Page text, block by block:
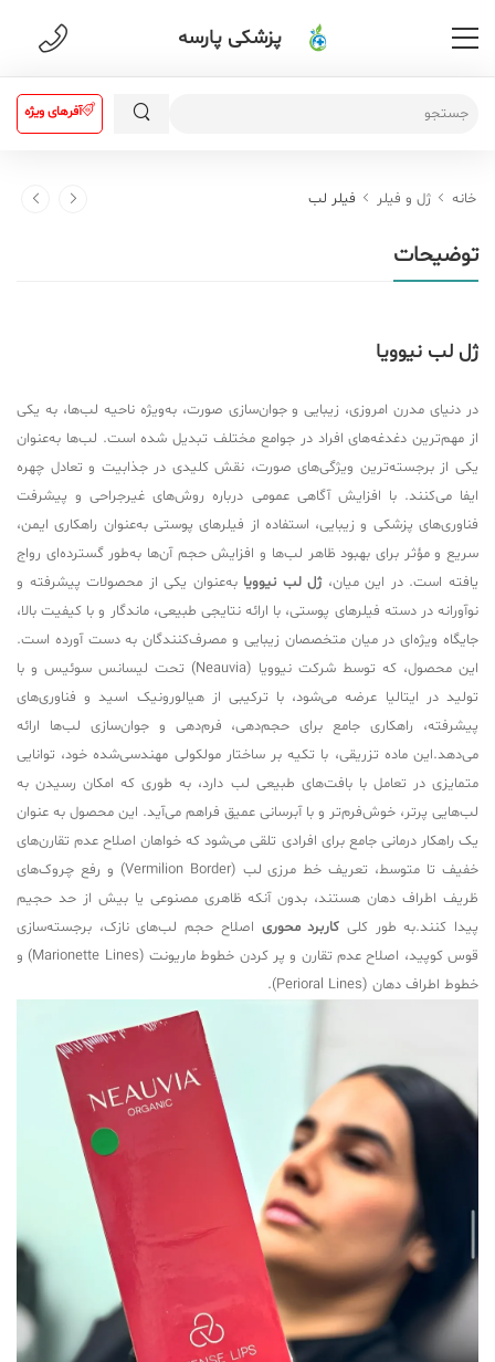
پزشکی پارسه
آفرهای ویژه
خانه ژل و فیلر فیلر لب
توضیحات
ژل لب نیوویا
در دنیای مدرن امروزی، زیبایی و جوان‌سازی صورت، به‌ویژه ناحیه لب‌ها، به یکی
از مهم‌ترین دغدغه‌های افراد در جوامع مختلف تبدیل شده است. لب‌ها به‌عنوان
یکی از برجسته‌ترین ویژگی‌های صورت، نقش کلیدی در جذابیت و تعادل چهره
ایفا می‌کنند. با افزایش آگاهی عمومی درباره روش‌های غیرجراحی و پیشرفت
فناوری‌های پزشکی و زیبایی، استفاده از فیلرهای پوستی به‌عنوان راهکاری ایمن،
سریع و مؤثر برای بهبود ظاهر لب‌ها و افزایش حجم آن‌ها به‌طور گسترده‌ای رواج
یافته است. در این میان،ژل لب نیوویا به‌عنوان یکی از محصولات پیشرفته و
نوآورانه در دسته فیلرهای پوستی، با ارائه نتایجی طبیعی، ماندگار و با کیفیت بالا،
جایگاه ویژه‌ای در میان متخصصان زیبایی و مصرف‌کنندگان به دست آورده است.
این محصول، که توسط شرکت نیوویا (Neauvia) تحت لیسانس سوئیس و با
تولید در ایتالیا عرضه می‌شود، با ترکیبی از هیالورونیک اسید و فناوری‌های
پیشرفته، راهکاری جامع برای حجم‌دهی، فرم‌دهی و جوان‌سازی لب‌ها ارائه
می‌دهد.این ماده تزریقی، با تکیه بر ساختار مولکولی مهندسی‌شده خود، توانایی
متمایزی در تعامل با بافت‌های طبیعی لب دارد، به طوری که امکان رسیدن به
لب‌هایی پرتر، خوش‌فرم‌تر و با آبرسانی عمیق فراهم می‌آید. این محصول به عنوان
یک راهکار درمانی جامع برای افرادی تلقی می‌شود که خواهان اصلاح عدم تقارن‌های
خفیف تا متوسط، تعریف خط مرزی لب (Vermilion Border) و رفع چروک‌های
ظریف اطراف دهان هستند، بدون آنکه ظاهری مصنوعی یا بیش از حد حجیم
پیدا کنند.به طور کلی کاربرد محوری اصلاح حجم لب‌های نازک، برجسته‌سازی
قوس کوپید، اصلاح عدم تقارن و پر کردن خطوط ماریونت (Marionette Lines) و
خطوط اطراف دهان (Perioral Lines).